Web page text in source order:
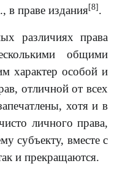
в праве издания[8] .
различиях права
общими
характер особой и
отличной от всех
хотя и в
личного права,
субъекту, вместе с
и прекращаются.